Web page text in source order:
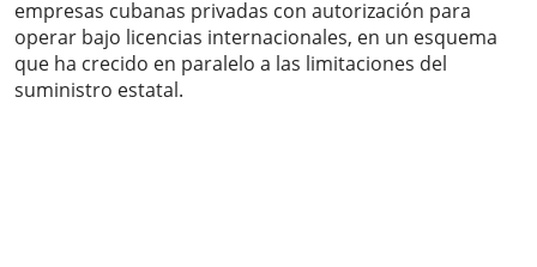
empresas cubanas privadas con autorización para
operar bajo licencias internacionales, en un esquema
que ha crecido en paralelo a las limitaciones del
suministro estatal.